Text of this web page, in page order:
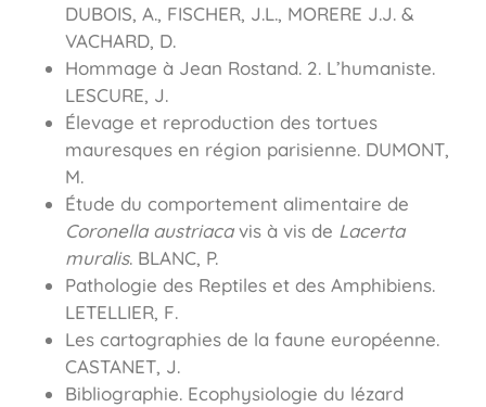
DUBOIS, A., FISCHER, J.L., MORERE J.J. &
VACHARD, D.
Hommage à Jean Rostand. 2. L’humaniste.
LESCURE, J.
Élevage et reproduction des tortues
mauresques en région parisienne. DUMONT,
M.
Étude du comportement alimentaire de
Coronella austriacavis à vis de Lacerta
muralis. BLANC, P.
Pathologie des Reptiles et des Amphibiens.
LETELLIER, F.
Les cartographies de la faune européenne.
CASTANET, J.
Bibliographie. Ecophysiologie du lézard